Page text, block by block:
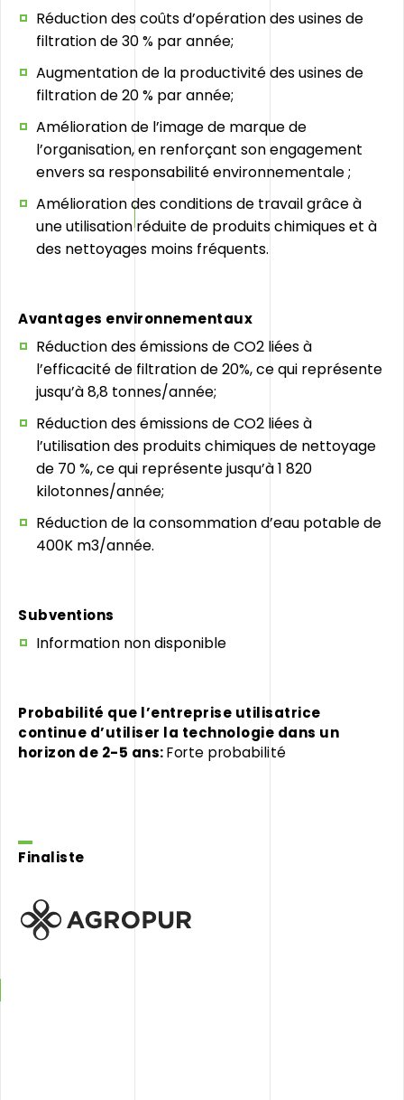
Réduction des coûts d’opération des usines de
filtration de 30 % par année;
Augmentation de la productivité des usines de
filtration de 20 % par année;
Amélioration de l’image de marque de
l’organisation, en renforçant son engagement
envers sa responsabilité environnementale ;
Amélioration des conditions de travail grâce à
une utilisation réduite de produits chimiques et à
des nettoyages moins fréquents.
Avantages environnementaux
Réduction des émissions de CO2 liées à
l’efficacité de filtration de 20%, ce qui représente
jusqu’à 8,8 tonnes/année;
Réduction des émissions de CO2 liées à
l’utilisation des produits chimiques de nettoyage
de 70 %, ce qui représente jusqu’à 1 820
kilotonnes/année;
Réduction de la consommation d’eau potable de
400K m3/année.
Subventions
Information non disponible
Probabilité que l’entreprise utilisatrice
continue d’utiliser la technologie dans un
horizon de 2-5 ans:Forte probabilité
Finaliste